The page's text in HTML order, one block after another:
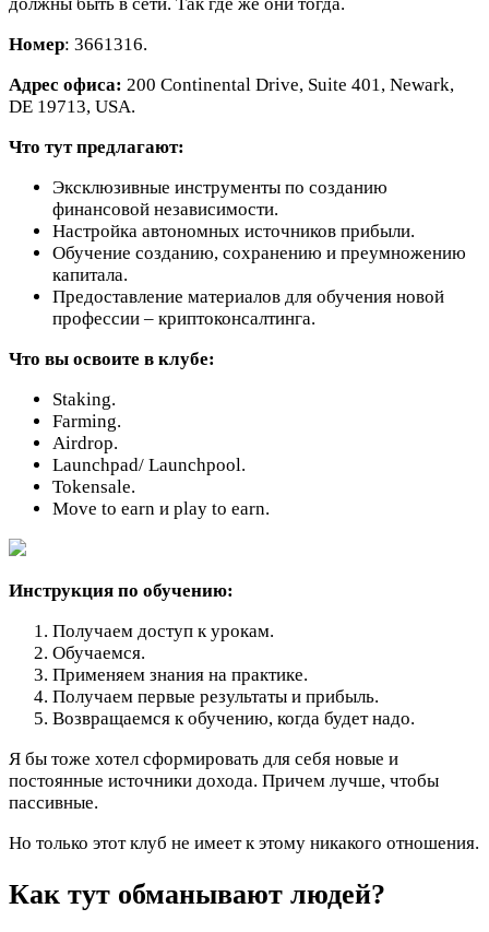
должны быть в сети. Так где же они тогда.
Номер: 3661316.
Адрес офиса: 200 Continental Drive, Suite 401, Newark,
DE 19713, USA.
Что тут предлагают:
Эксклюзивные инструменты по созданию
финансовой независимости.
Настройка автономных источников прибыли.
Обучение созданию, сохранению и преумножению
капитала.
Предоставление материалов для обучения новой
профессии – криптоконсалтинга.
Что вы освоите в клубе:
Staking.
Farming.
Airdrop.
Launchpad/ Launchpool.
Tokensale.
Move to earn и play to earn.
Инструкция по обучению:
Получаем доступ к урокам.
Обучаемся.
Применяем знания на практике.
Получаем первые результаты и прибыль.
Возвращаемся к обучению, когда будет надо.
Я бы тоже хотел сформировать для себя новые и
постоянные источники дохода. Причем лучше, чтобы
пассивные.
Но только этот клуб не имеет к этому никакого отношения.
Как тут обманывают людей?